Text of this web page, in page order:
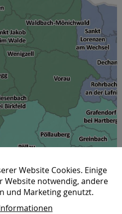
(LES)
Website Cookies. Einige
Website notwendig, andere
und Marketing genutzt.